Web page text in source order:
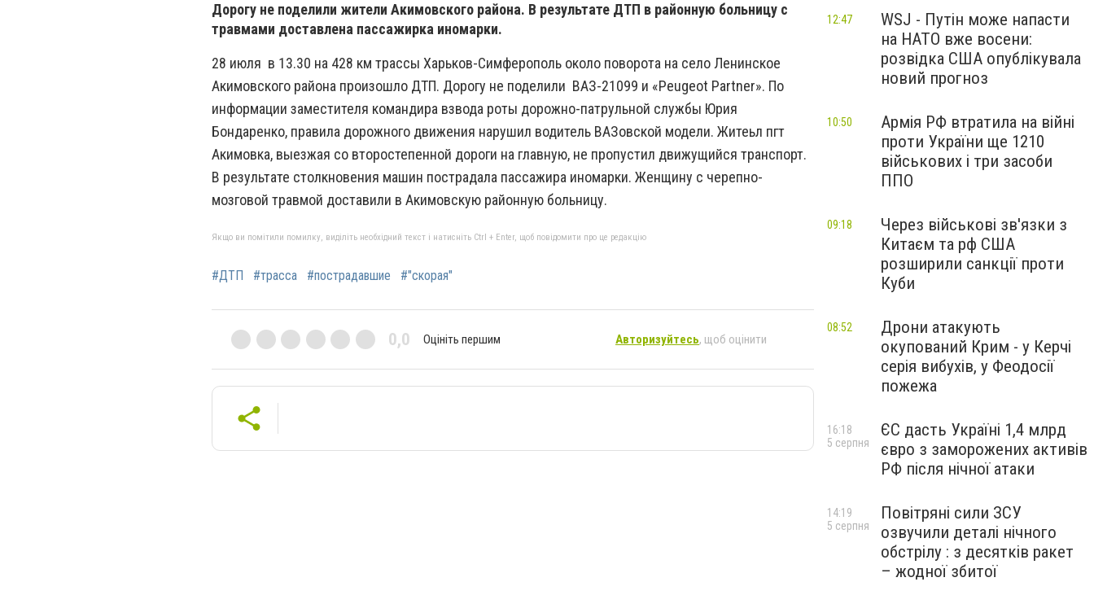
Дорогу не поделили жители Акимовского района. В результате ДТП в районную больницу с
травмами доставлена пассажирка иномарки.
28 июля в 13.30 на 428 км трассы Харьков-Симферополь около поворота на село Ленинское
Акимовского района произошло ДТП. Дорогу не поделили ВАЗ-21099 и «Peugeot Partner». По
информации заместителя командира взвода роты дорожно-патрульной службы Юрия
Бондаренко, правила дорожного движения нарушил водитель ВАЗовской модели. Житеьл пгт
Акимовка, выезжая со второстепенной дороги на главную, не пропустил движущийся транспорт.
В результате столкновения машин пострадала пассажира иномарки. Женщину с черепно-
мозговой травмой доставили в Акимовскую районную больницу.
Якщо ви помітили помилку, виділіть необхідний текст і натисніть Ctrl + Enter, щоб повідомити про це редакцію
#ДТП #трасса #пострадавшие #"скорая"
0,0 Оцініть першим Авторизуйтесь, щоб оцінити
WSJ - Путін може напасти
на НАТО вже восени:
розвідка США опублікувала
новий прогноз
12:47
Армія РФ втратила на війні
проти України ще 1210
військових і три засоби
ППО
10:50
Через військові зв'язки з
Китаєм та рф США
розширили санкції проти
Куби
09:18
Дрони атакують
окупований Крим - у Керчі
серія вибухів, у Феодосії
пожежа
08:52
ЄС дасть Україні 1,4 млрд
євро з заморожених активів
РФ після нічної атаки
16:18
5 серпня
Повітряні сили ЗСУ
озвучили деталі нічного
обстрілу : з десятків ракет
– жодної збитої
14:19
5 серпня